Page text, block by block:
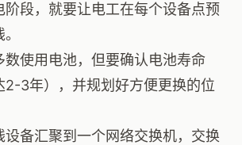
阶段，就要让电工在每个设备点预
数使用电池，但要确认电池寿命
2-3年），并规划好方便更换的位
设备汇聚到一个网络交换机，交换